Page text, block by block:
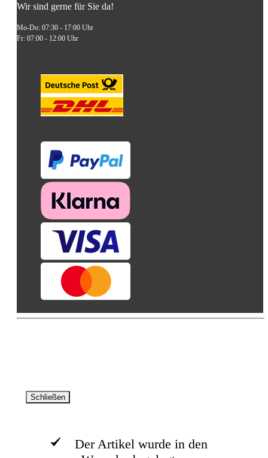
Wir sind gerne für Sie da!
Mo-Do: 07:30 - 17:00 Uhr
Fr: 07:00 - 12:00 Uhr
Schließen
Der Artikel wurde in den